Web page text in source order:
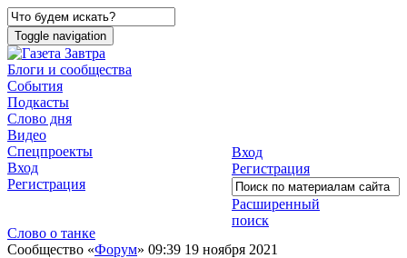
Toggle navigation
Блоги и сообщества
События
Подкасты
Слово дня
Видео
Спецпроекты
Вход
Регистрация
Вход
Регистрация
Расширенный
поиск
Слово о танке
Сообщество «Форум» 09:39 19 ноября 2021